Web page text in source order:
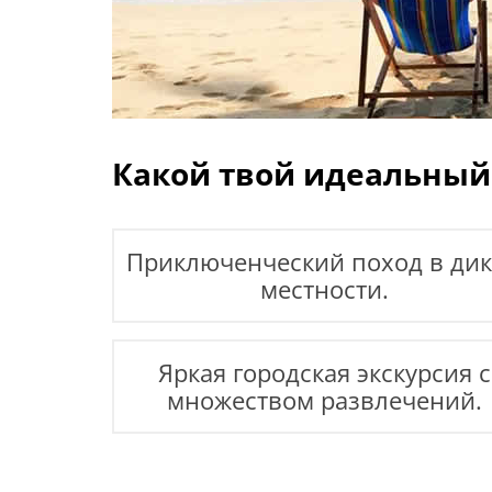
Какой твой идеальный
Приключенческий поход в
местности.
Яркая городская экскурсия с
множеством развлечений.